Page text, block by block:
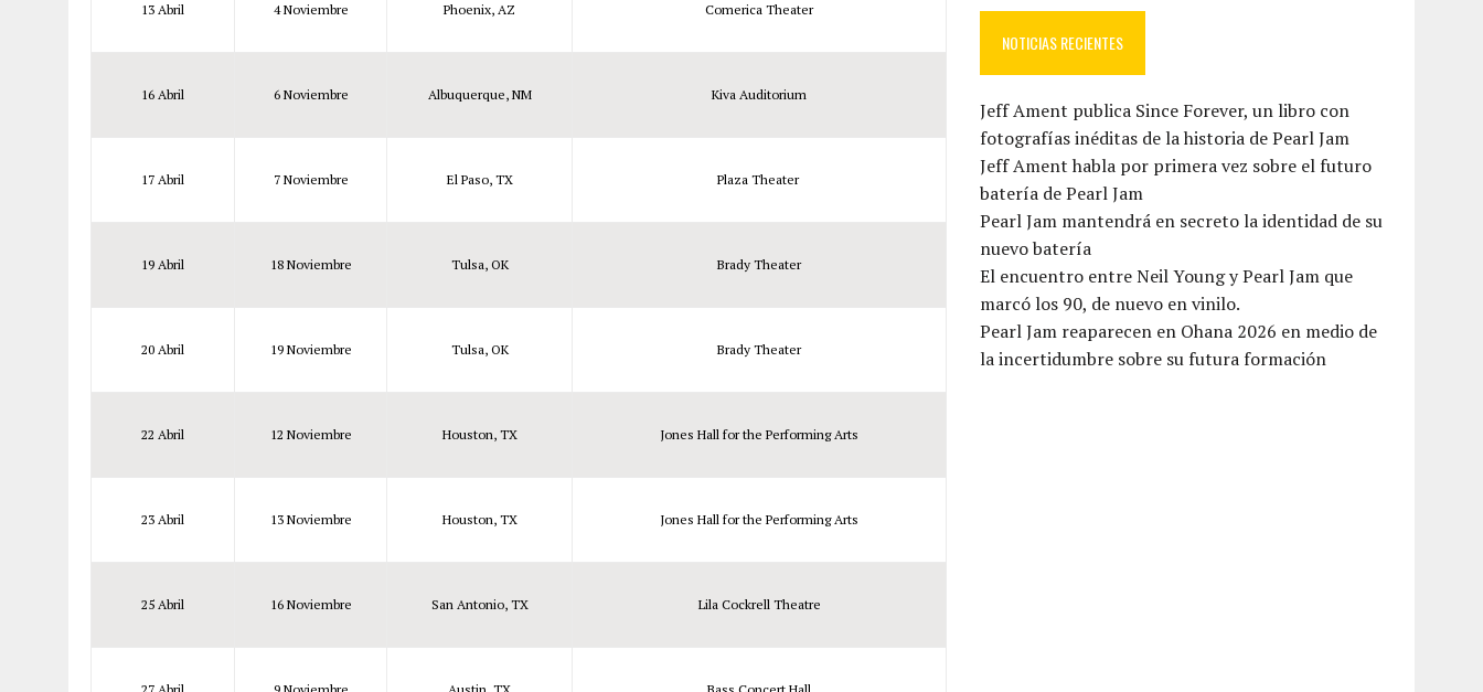
13 Abril 4 Noviembre Phoenix, AZ Comerica Theater
16 Abril 6 Noviembre Albuquerque, NM Kiva Auditorium
17 Abril 7 Noviembre El Paso, TX Plaza Theater
19 Abril 18 Noviembre Tulsa, OK Brady Theater
20 Abril 19 Noviembre Tulsa, OK Brady Theater
22 Abril 12 Noviembre Houston, TX Jones Hall for the Performing Arts
23 Abril 13 Noviembre Houston, TX Jones Hall for the Performing Arts
25 Abril 16 Noviembre San Antonio, TX Lila Cockrell Theatre
NOTICIAS RECIENTES
Jeff Ament publica Since Forever, un libro con
fotografías inéditas de la historia de Pearl Jam
Jeff Ament habla por primera vez sobre el futuro
batería de Pearl Jam
Pearl Jam mantendrá en secreto la identidad de su
nuevo batería
El encuentro entre Neil Young y Pearl Jam que
marcó los 90, de nuevo en vinilo.
Pearl Jam reaparecen en Ohana 2026 en medio de
la incertidumbre sobre su futura formación